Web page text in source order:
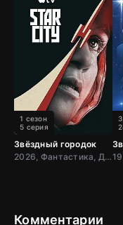
Звёздный городок
2026, Фантастика, Драма, США
1 сезон
5 серия
Комментарии